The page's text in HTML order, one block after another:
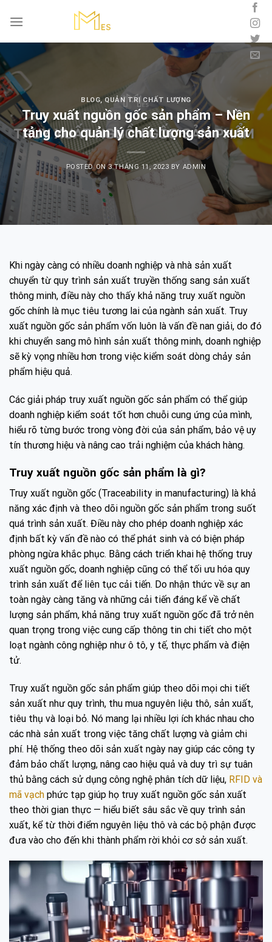
BLOG,QUẢN TRỊ CHẤT LƯỢNG
Truy xuất nguồn gốc sản phẩm – Nền
tảng cho quản lý chất lượng sản xuất
POSTED ON3 THÁNG 11, 2023 BY ADMIN
Khi ngày càng có nhiều doanh nghiệp và nhà sản xuất
chuyển từ quy trình sản xuất truyền thống sang sản xuất
thông minh, điều này cho thấy khả năng truy xuất nguồn
gốc chính là mục tiêu tương lai của ngành sản xuất. Truy
xuất nguồn gốc sản phẩm vốn luôn là vấn đề nan giải, do đó
khi chuyển sang mô hình sản xuất thông minh, doanh nghiệp
sẽ kỳ vọng nhiều hơn trong việc kiểm soát dòng chảy sản
phẩm hiệu quả.
Các giải pháp truy xuất nguồn gốc sản phẩm có thể giúp
doanh nghiệp kiểm soát tốt hơn chuỗi cung ứng của mình,
hiểu rõ từng bước trong vòng đời của sản phẩm, bảo vệ uy
tín thương hiệu và nâng cao trải nghiệm của khách hàng.
Truy xuất nguồn gốc sản phẩm là gì?
Truy xuất nguồn gốc (Traceability in manufacturing) là khả
năng xác định và theo dõi nguồn gốc sản phẩm trong suốt
quá trình sản xuất. Điều này cho phép doanh nghiệp xác
định bất kỳ vấn đề nào có thể phát sinh và có biện pháp
phòng ngừa khắc phục. Bằng cách triển khai hệ thống truy
xuất nguồn gốc, doanh nghiệp cũng có thể tối ưu hóa quy
trình sản xuất để liên tục cải tiến. Do nhận thức về sự an
toàn ngày càng tăng và những cải tiến đáng kể về chất
lượng sản phẩm, khả năng truy xuất nguồn gốc đã trở nên
quan trọng trong việc cung cấp thông tin chi tiết cho một
loạt ngành công nghiệp như ô tô, y tế, thực phẩm và điện
tử.
Truy xuất nguồn gốc sản phẩm giúp theo dõi mọi chi tiết
sản xuất như quy trình, thu mua nguyên liệu thô, sản xuất,
tiêu thụ và loại bỏ. Nó mang lại nhiều lợi ích khác nhau cho
các nhà sản xuất trong việc tăng chất lượng và giảm chi
phí. Hệ thống theo dõi sản xuất ngày nay giúp các công ty
đảm bảo chất lượng, nâng cao hiệu quả và duy trì sự tuân
thủ bằng cách sử dụng công nghệ phân tích dữ liệu, RFID và
mã vạch phức tạp giúp họ truy xuất nguồn gốc sản xuất
theo thời gian thực — hiểu biết sâu sắc về quy trình sản
xuất, kể từ thời điểm nguyên liệu thô và các bộ phận được
đưa vào cho đến khi thành phẩm rời khỏi cơ sở sản xuất.